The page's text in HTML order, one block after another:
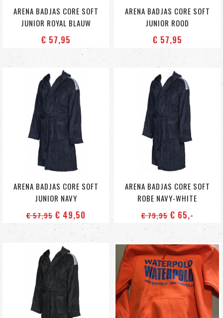
ARENA BADJAS CORE SOFT
JUNIOR ROYAL BLAUW
€ 57,95
ARENA BADJAS CORE SOFT
JUNIOR ROOD
€ 57,95
ARENA BADJAS CORE SOFT
JUNIOR NAVY
€ 57,95€ 49,50
ARENA BADJAS CORE SOFT
ROBE NAVY-WHITE
€ 79,95€ 65,-